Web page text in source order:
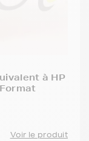
à HP
Voir le produit